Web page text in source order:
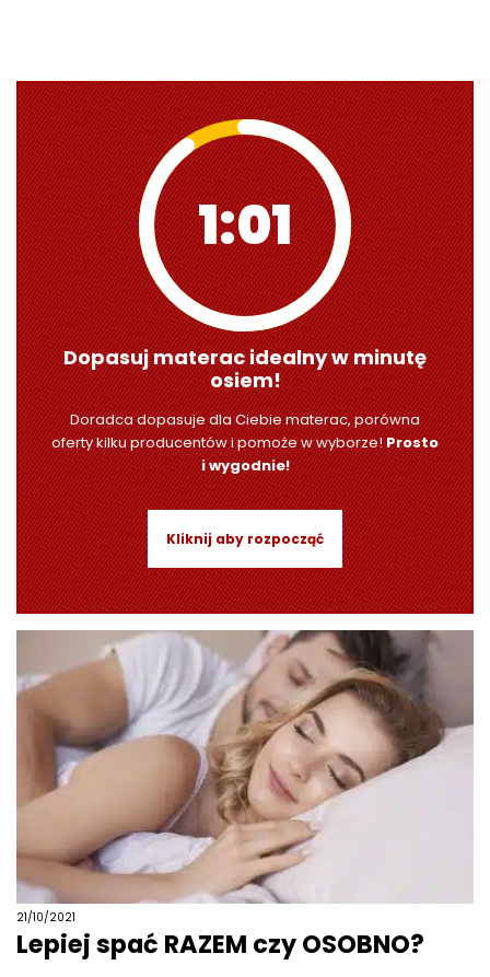
0:59
Dopasuj materac idealny w minutę
osiem!
Doradca dopasuje dla Ciebie materac, porówna
oferty kilku producentów i pomoże w wyborze!Prosto
i wygodnie!
Kliknij aby rozpocząć
21/10/2021
Lepiej spać RAZEM czy OSOBNO?